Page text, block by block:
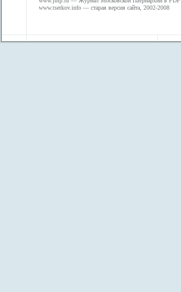
www.tserkov.info — старая версия сайта, 2002-2008